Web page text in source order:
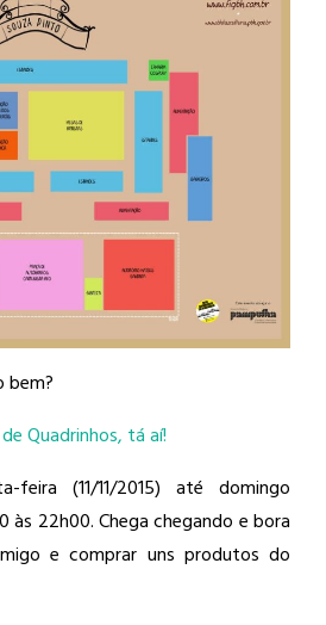
bem?
Quadrinhos, tá aí!
feira (11/11/2015) até domingo
às 22h00. Chega chegando e bora
e comprar uns produtos do